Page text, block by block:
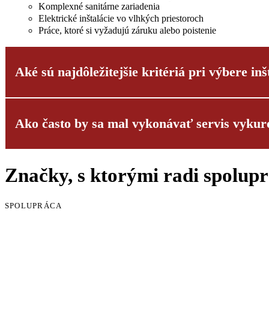
Komplexné sanitárne zariadenia
Elektrické inštalácie vo vlhkých priestoroch
Práce, ktoré si vyžadujú záruku alebo poistenie
Aké sú najdôležitejšie kritériá pri výbere
Výber správnej montážnej firmy je pre úspech vášho projektu
Kvalifikácia a aktuálne certifikáty
Overiteľné referencie
Transparentné stanovenie cien
Ako často by sa mal vykonávať servis
Pravidelná údržba vykurovacieho systému sa vyžaduje zo
Tepelné čerpadlá: každé 2 roky
Značky, s ktorými radi
SPOLUPRÁCA